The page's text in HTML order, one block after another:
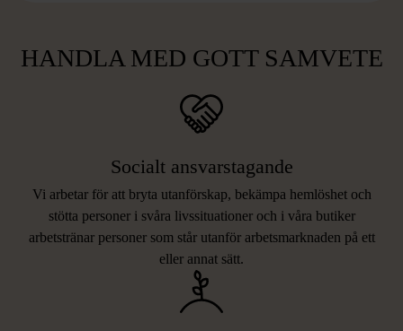
HANDLA MED GOTT SAMVETE
Socialt ansvarstagande
Vi arbetar för att bryta utanförskap, bekämpa hemlöshet och
stötta personer i svåra livssituationer och i våra butiker
arbetstränar personer som står utanför arbetsmarknaden på ett
eller annat sätt.